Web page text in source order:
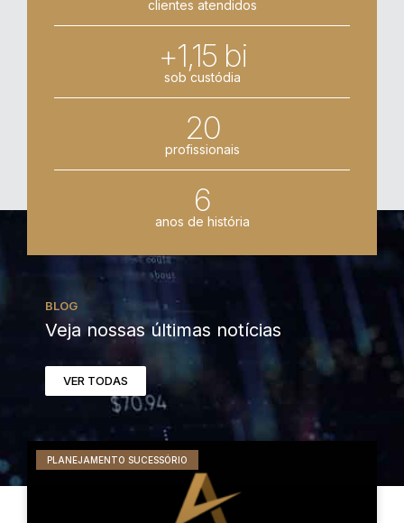
clientes atendidos
+1,15 bi
sob custódia
20
profissionais
6
anos de história
BLOG
Veja nossas últimas notícias
VER TODAS
PLANEJAMENTO SUCESSÓRIO